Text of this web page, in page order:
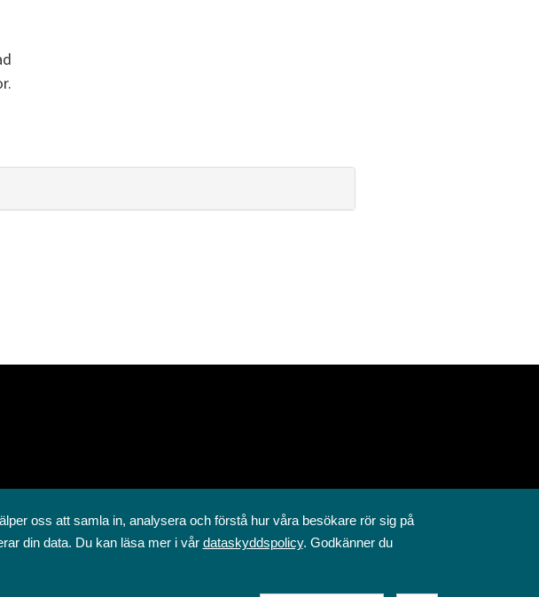
oss att samla in, analysera och förstå hur våra besökare rör sig på
din data. Du kan läsa mer i vår dataskyddspolicy. Godkänner du